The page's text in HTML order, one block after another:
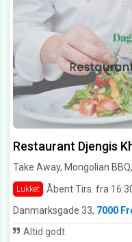
Restaurant Djengis
Take Away, Mongolian
Lukket Åbent Tirs. fra
Danmarksgade 33, 7000
Altid godt